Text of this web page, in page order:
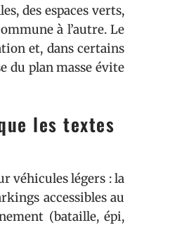
des espaces verts,
à l’autre. Le
et, dans certains
du plan masse évite
les textes
véhicules légers : la
accessibles au
(bataille, épi,